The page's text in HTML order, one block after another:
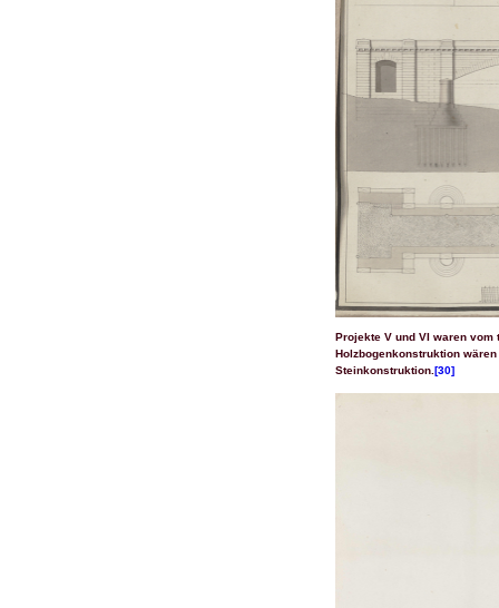
Projekte V und VI waren
Holzbogenkonstruktion
Steinkonstruktion. [30]